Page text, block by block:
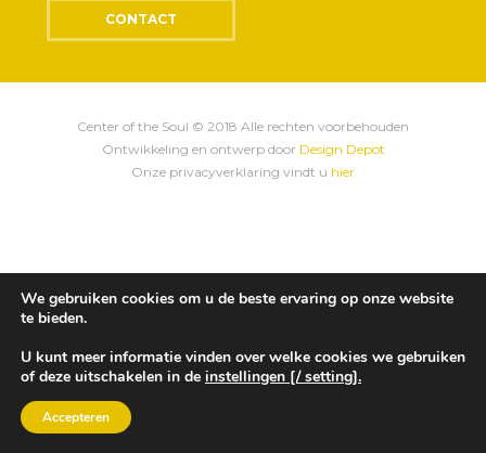
CONTACT
Center of the Soul © 2018 Alle rechten voorbehouden
Ontwikkeling en ontwerp door Design Depot
Onze privacyverklaring vindt u hier
We gebruiken cookies om u de beste ervaring op onze website
te bieden.
U kunt meer informatie vinden over welke cookies we gebruiken
of deze uitschakelen in de instellingen [/ setting].
Accepteren